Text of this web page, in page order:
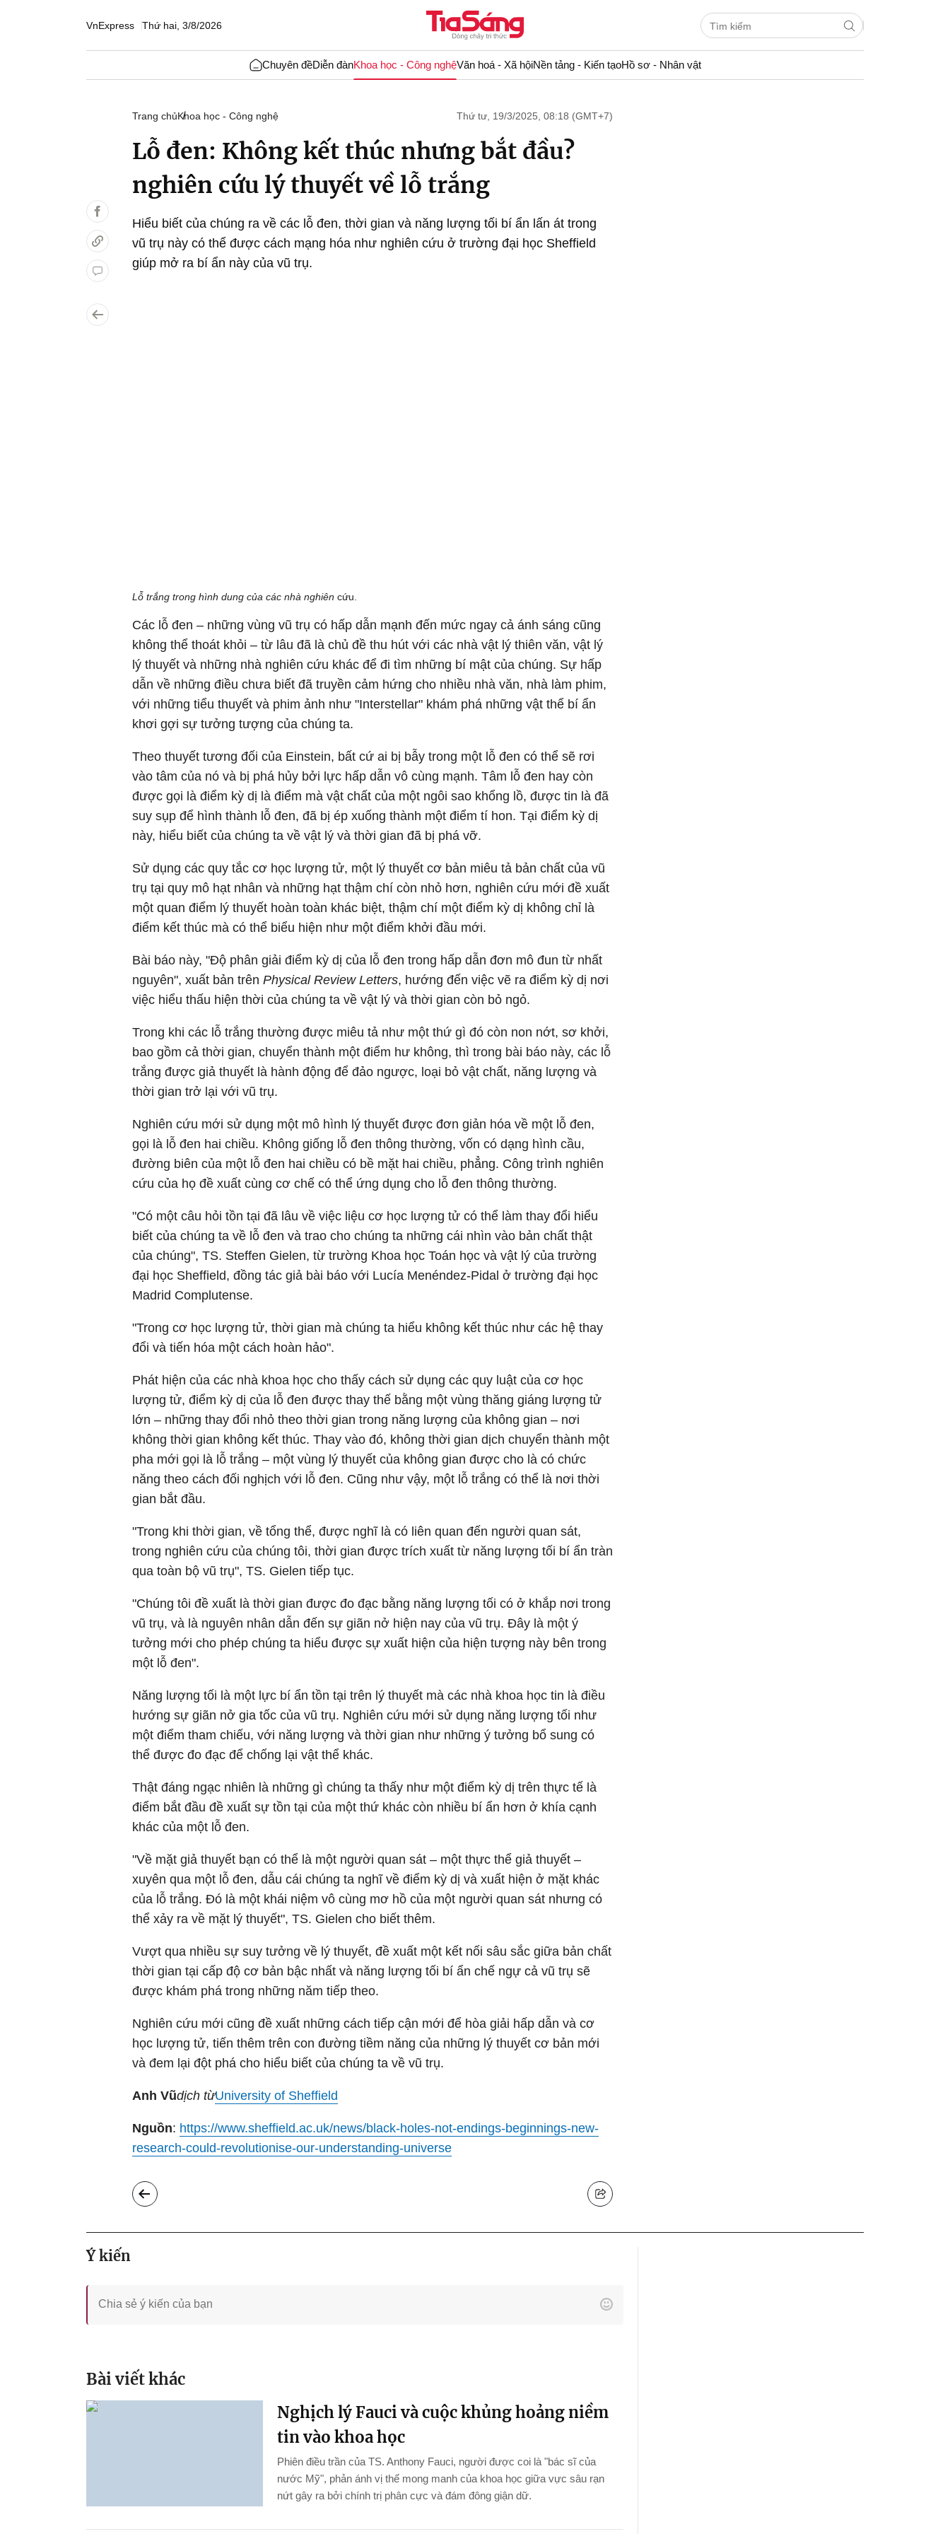
VnExpress Thứ hai, 3/8/2026
Chuyên đềDiễn đànKhoa học - Công nghệVăn hoá - Xã hộiNền tảng - Kiến tạoHồ sơ - Nhân vật
Trang chủKhoa học - Công nghệ Thứ tư, 19/3/2025, 08:18 (GMT+7)
Lỗ đen: Không kết thúc nhưng bắt đầu?
nghiên cứu lý thuyết về lỗ trắng
Hiểu biết của chúng ra về các lỗ đen, thời gian và năng lượng tối bí ẩn lấn át trong
vũ trụ này có thể được cách mạng hóa như nghiên cứu ở trường đại học Sheffield
giúp mở ra bí ẩn này của vũ trụ.
Lỗ trắng trong hình dung của các nhà nghiên cứu.
Các lỗ đen – những vùng vũ trụ có hấp dẫn mạnh đến mức ngay cả ánh sáng cũng
không thể thoát khỏi – từ lâu đã là chủ đề thu hút với các nhà vật lý thiên văn, vật lý
lý thuyết và những nhà nghiên cứu khác để đi tìm những bí mật của chúng. Sự hấp
dẫn về những điều chưa biết đã truyền cảm hứng cho nhiều nhà văn, nhà làm phim,
với những tiểu thuyết và phim ảnh như "Interstellar" khám phá những vật thể bí ẩn
khơi gợi sự tưởng tượng của chúng ta.
Theo thuyết tương đối của Einstein, bất cứ ai bị bẫy trong một lỗ đen có thể sẽ rơi
vào tâm của nó và bị phá hủy bởi lực hấp dẫn vô cùng mạnh. Tâm lỗ đen hay còn
được gọi là điểm kỳ dị là điểm mà vật chất của một ngôi sao khổng lồ, được tin là đã
suy sụp để hình thành lỗ đen, đã bị ép xuống thành một điểm tí hon. Tại điểm kỳ dị
này, hiểu biết của chúng ta về vật lý và thời gian đã bị phá vỡ.
Sử dụng các quy tắc cơ học lượng tử, một lý thuyết cơ bản miêu tả bản chất của vũ
trụ tại quy mô hạt nhân và những hạt thậm chí còn nhỏ hơn, nghiên cứu mới đề xuất
một quan điểm lý thuyết hoàn toàn khác biệt, thậm chí một điểm kỳ dị không chỉ là
điểm kết thúc mà có thể biểu hiện như một điểm khởi đầu mới.
Bài báo này, "Độ phân giải điểm kỳ dị của lỗ đen trong hấp dẫn đơn mô đun từ nhất
nguyên", xuất bản trên Physical Review Letters, hướng đến việc vẽ ra điểm kỳ dị nơi
việc hiểu thấu hiện thời của chúng ta về vật lý và thời gian còn bỏ ngỏ.
Trong khi các lỗ trắng thường được miêu tả như một thứ gì đó còn non nớt, sơ khởi,
bao gồm cả thời gian, chuyển thành một điểm hư không, thì trong bài báo này, các lỗ
trắng được giả thuyết là hành động để đảo ngược, loại bỏ vật chất, năng lượng và
thời gian trở lại với vũ trụ.
Nghiên cứu mới sử dụng một mô hình lý thuyết được đơn giản hóa về một lỗ đen,
gọi là lỗ đen hai chiều. Không giống lỗ đen thông thường, vốn có dạng hình cầu,
đường biên của một lỗ đen hai chiều có bề mặt hai chiều, phẳng. Công trình nghiên
cứu của họ đề xuất cùng cơ chế có thể ứng dụng cho lỗ đen thông thường.
"Có một câu hỏi tồn tại đã lâu về việc liệu cơ học lượng tử có thể làm thay đổi hiểu
biết của chúng ta về lỗ đen và trao cho chúng ta những cái nhìn vào bản chất thật
của chúng", TS. Steffen Gielen, từ trường Khoa học Toán học và vật lý của trường
đại học Sheffield, đồng tác giả bài báo với Lucía Menéndez-Pidal ở trường đại học
Madrid Complutense.
"Trong cơ học lượng tử, thời gian mà chúng ta hiểu không kết thúc như các hệ thay
đổi và tiến hóa một cách hoàn hảo".
Phát hiện của các nhà khoa học cho thấy cách sử dụng các quy luật của cơ học
lượng tử, điểm kỳ dị của lỗ đen được thay thế bằng một vùng thăng giáng lượng tử
lớn – những thay đổi nhỏ theo thời gian trong năng lượng của không gian – nơi
không thời gian không kết thúc. Thay vào đó, không thời gian dịch chuyển thành một
pha mới gọi là lỗ trắng – một vùng lý thuyết của không gian được cho là có chức
năng theo cách đối nghịch với lỗ đen. Cũng như vậy, một lỗ trắng có thể là nơi thời
gian bắt đầu.
"Trong khi thời gian, về tổng thể, được nghĩ là có liên quan đến người quan sát,
trong nghiên cứu của chúng tôi, thời gian được trích xuất từ năng lượng tối bí ẩn tràn
qua toàn bộ vũ trụ", TS. Gielen tiếp tục.
"Chúng tôi đề xuất là thời gian được đo đạc bằng năng lượng tối có ở khắp nơi trong
vũ trụ, và là nguyên nhân dẫn đến sự giãn nở hiện nay của vũ trụ. Đây là một ý
tưởng mới cho phép chúng ta hiểu được sự xuất hiện của hiện tượng này bên trong
một lỗ đen".
Năng lượng tối là một lực bí ẩn tồn tại trên lý thuyết mà các nhà khoa học tin là điều
hướng sự giãn nở gia tốc của vũ trụ. Nghiên cứu mới sử dụng năng lượng tối như
một điểm tham chiếu, với năng lượng và thời gian như những ý tưởng bổ sung có
thể được đo đạc để chống lại vật thể khác.
Thật đáng ngạc nhiên là những gì chúng ta thấy như một điểm kỳ dị trên thực tế là
điểm bắt đầu đề xuất sự tồn tại của một thứ khác còn nhiều bí ẩn hơn ở khía cạnh
khác của một lỗ đen.
"Về mặt giả thuyết bạn có thể là một người quan sát – một thực thể giả thuyết –
xuyên qua một lỗ đen, dẫu cái chúng ta nghĩ về điểm kỳ dị và xuất hiện ở mặt khác
của lỗ trắng. Đó là một khái niệm vô cùng mơ hồ của một người quan sát nhưng có
thể xảy ra về mặt lý thuyết", TS. Gielen cho biết thêm.
Vượt qua nhiều sự suy tưởng về lý thuyết, đề xuất một kết nối sâu sắc giữa bản chất
thời gian tại cấp độ cơ bản bậc nhất và năng lượng tối bí ẩn chế ngự cả vũ trụ sẽ
được khám phá trong những năm tiếp theo.
Nghiên cứu mới cũng đề xuất những cách tiếp cận mới để hòa giải hấp dẫn và cơ
học lượng tử, tiến thêm trên con đường tiềm năng của những lý thuyết cơ bản mới
và đem lại đột phá cho hiểu biết của chúng ta về vũ trụ.
Anh Vũdịch từUniversity of Sheffield
Nguồn: https://www.sheffield.ac.uk/news/black-holes-not-endings-beginnings-new-
research-could-revolutionise-our-understanding-universe
Ý kiến
Bài viết khác
Nghịch lý Fauci và cuộc khủng hoảng niềm
tin vào khoa học
Phiên điều trần của TS. Anthony Fauci, người được coi là "bác sĩ của
nước Mỹ", phản ánh vị thế mong manh của khoa học giữa vực sâu rạn
nứt gây ra bởi chính trị phân cực và đám đông giận dữ.